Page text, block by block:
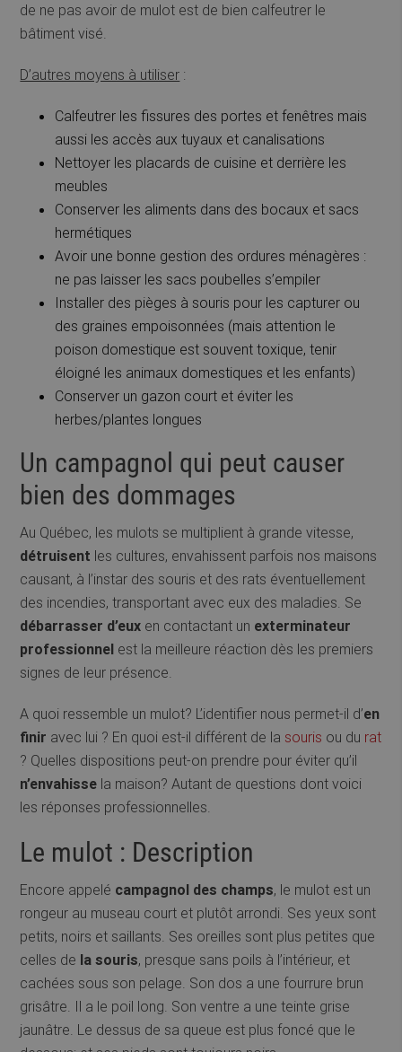
de ne pas avoir de mulot est de bien calfeutrer le
bâtiment visé.
D’autres moyens à utiliser :
Calfeutrer les fissures des portes et fenêtres mais
aussi les accès aux tuyaux et canalisations
Nettoyer les placards de cuisine et derrière les
meubles
Conserver les aliments dans des bocaux et sacs
hermétiques
Avoir une bonne gestion des ordures ménagères :
ne pas laisser les sacs poubelles s’empiler
Installer des pièges à souris pour les capturer ou
des graines empoisonnées (mais attention le
poison domestique est souvent toxique, tenir
éloigné les animaux domestiques et les enfants)
Conserver un gazon court et éviter les
herbes/plantes longues
Un campagnol qui peut causer
bien des dommages
Au Québec, les mulots se multiplient à grande vitesse,
détruisent les cultures, envahissent parfois nos maisons
causant, à l’instar des souris et des rats éventuellement
des incendies, transportant avec eux des maladies. Se
débarrasser d’eux en contactant un exterminateur
professionnel est la meilleure réaction dès les premiers
signes de leur présence.
A quoi ressemble un mulot? L’identifier nous permet-il d’en
finir avec lui ? En quoi est-il différent de la souris ou du rat
? Quelles dispositions peut-on prendre pour éviter qu’il
n’envahisse la maison? Autant de questions dont voici
les réponses professionnelles.
Le mulot : Description
Encore appelé campagnol des champs, le mulot est un
rongeur au museau court et plutôt arrondi. Ses yeux sont
petits, noirs et saillants. Ses oreilles sont plus petites que
celles de la souris, presque sans poils à l’intérieur, et
cachées sous son pelage. Son dos a une fourrure brun
grisâtre. Il a le poil long. Son ventre a une teinte grise
jaunâtre. Le dessus de sa queue est plus foncé que le